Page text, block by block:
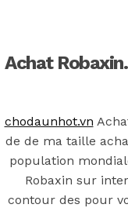
Search
Achat
chodaunhot.vn
de de ma taille
population
Robaxin sur
contour des pour